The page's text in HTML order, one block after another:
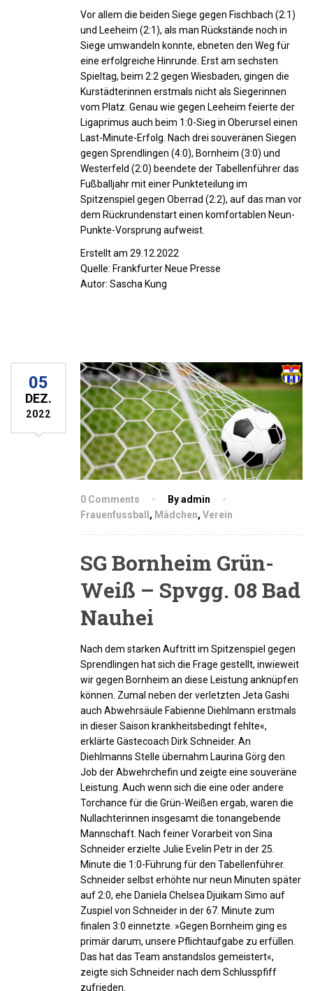
Vor allem die beiden Siege gegen Fischbach (2:1)
und Leeheim (2:1), als man Rückstände noch in
Siege umwandeln konnte, ebneten den Weg für
eine erfolgreiche Hinrunde. Erst am sechsten
Spieltag, beim 2:2 gegen Wiesbaden, gingen die
Kurstädterinnen erstmals nicht als Siegerinnen
vom Platz. Genau wie gegen Leeheim feierte der
Ligaprimus auch beim 1:0-Sieg in Oberursel einen
Last-Minute-Erfolg. Nach drei souveränen Siegen
gegen Sprendlingen (4:0), Bornheim (3:0) und
Westerfeld (2:0) beendete der Tabellenführer das
Fußballjahr mit einer Punkteteilung im
Spitzenspiel gegen Oberrad (2:2), auf das man vor
dem Rückrundenstart einen komfortablen Neun-
Punkte-Vorsprung aufweist.
Erstellt am 29.12.2022
Quelle: Frankfurter Neue Presse
Autor: Sascha Kung
05
DEZ.
2022
0 Comments
By admin
Frauenfussball , Mädchen, Verein
SG Bornheim Grün-
Weiß – Spvgg. 08 Bad
Nauhei
Nach dem starken Auftritt im Spitzenspiel gegen
Sprendlingen hat sich die Frage gestellt, inwieweit
wir gegen Bornheim an diese Leistung anknüpfen
können. Zumal neben der verletzten Jeta Gashi
auch Abwehrsäule Fabienne Diehlmann erstmals
in dieser Saison krankheitsbedingt fehlte«,
erklärte Gästecoach Dirk Schneider. An
Diehlmanns Stelle übernahm Laurina Görg den
Job der Abwehrchefin und zeigte eine souveräne
Leistung. Auch wenn sich die eine oder andere
Torchance für die Grün-Weißen ergab, waren die
Nullachterinnen insgesamt die tonangebende
Mannschaft. Nach feiner Vorarbeit von Sina
Schneider erzielte Julie Evelin Petr in der 25.
Minute die 1:0-Führung für den Tabellenführer.
Schneider selbst erhöhte nur neun Minuten später
auf 2:0, ehe Daniela Chelsea Djuikam Simo auf
Zuspiel von Schneider in der 67. Minute zum
finalen 3:0 einnetzte. »Gegen Bornheim ging es
primär darum, unsere Pflichtaufgabe zu erfüllen.
Das hat das Team anstandslos gemeistert«,
zeigte sich Schneider nach dem Schlusspfiff
zufrieden.